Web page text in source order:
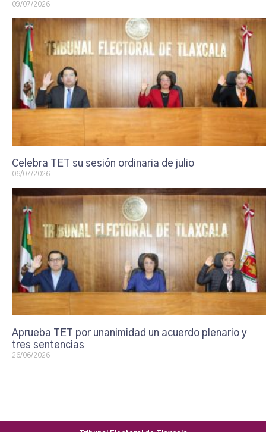
09/07/2026
Celebra TET su sesión ordinaria de julio
06/07/2026
Aprueba TET por unanimidad un acuerdo plenario y
tres sentencias
26/06/2026